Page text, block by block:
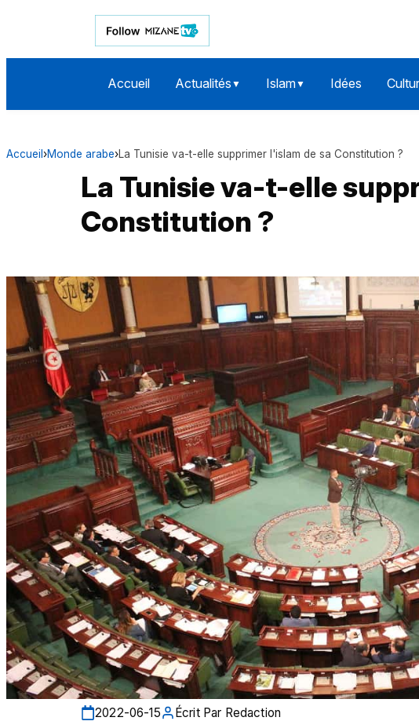
Accueil Actualités ▼ Islam▼ Idées
Accueil ›Monde arabe›La Tunisie va-t-elle supprimer l'islam de sa Constitution ?
La Tunisie va-t-elle
Constitution ?
2022-06-15 Écrit Par Redaction